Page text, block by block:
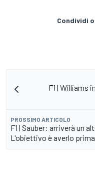
Condividi
F1 | Williams
PROSSIMO ARTICOLO
F1 | Sauber: arriverà un
L'obiettivo è averlo